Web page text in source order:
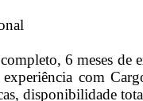
6 meses
com
disponibilidade